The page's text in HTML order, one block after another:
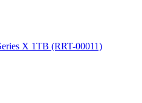
X 1TB (RRT-00011)